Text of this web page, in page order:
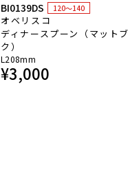
BI0139DS 120～140
オベリスコ
ディナースプーン（マット
ク）
L208mm
¥3,000